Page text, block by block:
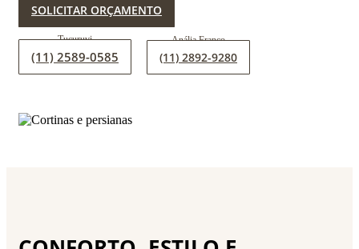
SOLICITAR ORÇAMENTO
(11) 2589-0585 (11) 2892-9280